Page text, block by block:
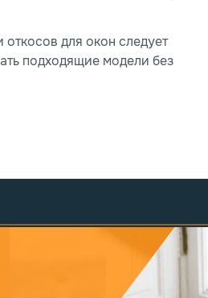
для окон следует
подходящие модели без